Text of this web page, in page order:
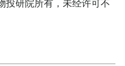
投研院所有，未经许可不